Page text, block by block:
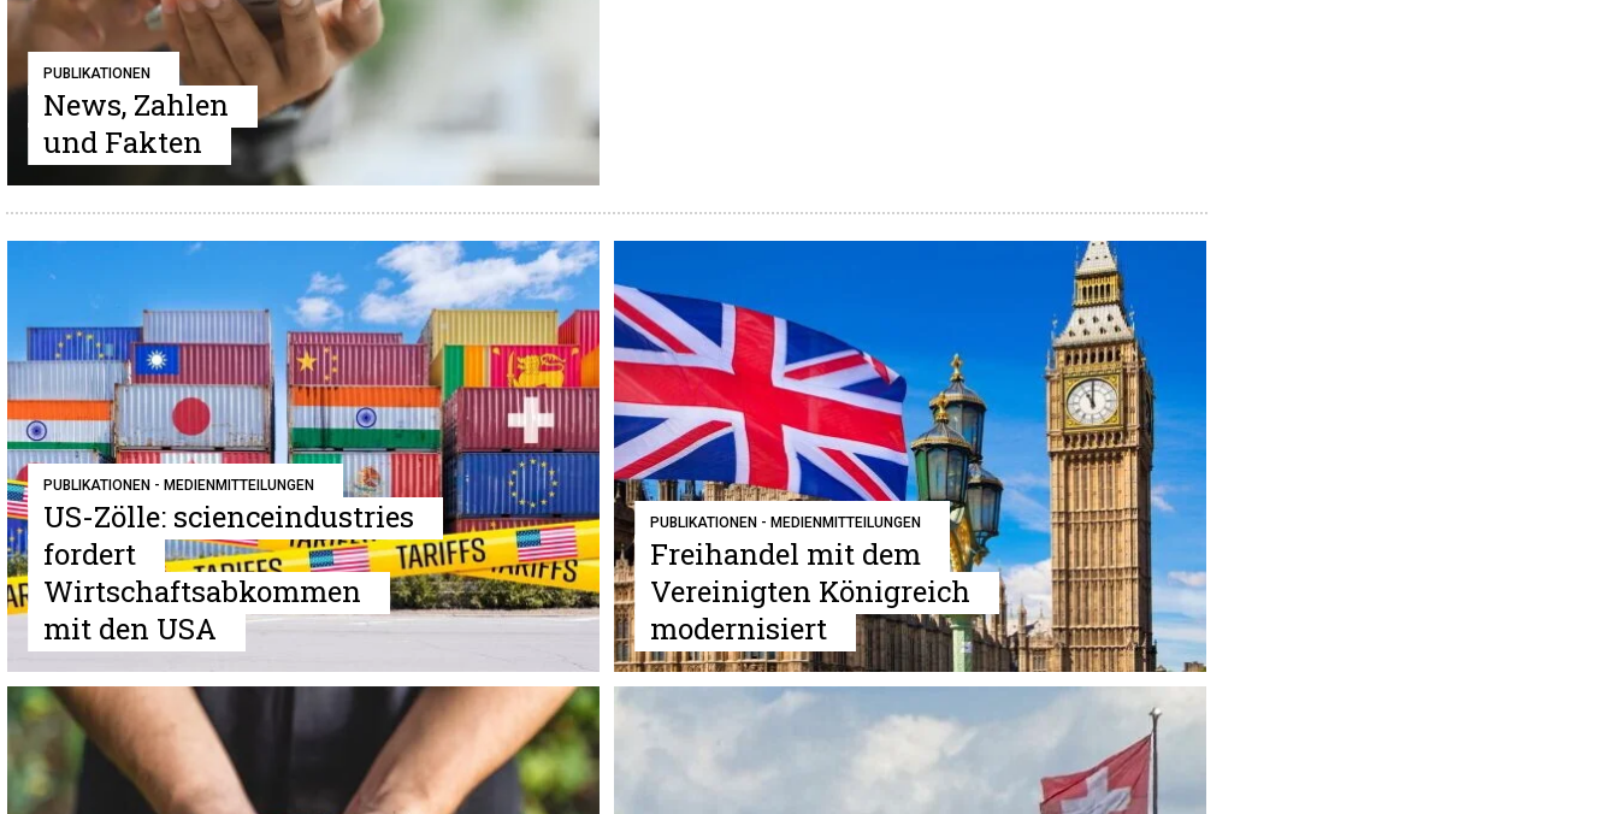
PUBLIKATIONEN
News, Zahlen
und Fakten
PUBLIKATIONEN - MEDIENMITTEILUNGEN
US-Zölle: scienceindustries
fordert
Wirtschaftsabkommen
mit den USA
PUBLIKATIONEN - MEDIENMITTEILUNGEN
Freihandel mit dem
Vereinigten Königreich
modernisiert